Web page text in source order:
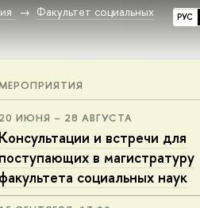
РУС
Факультет социальных
20 ИЮНЯ – 28 АВГУСТА
Консультации и встречи для
поступающих в магистратуру
факультета социальных наук